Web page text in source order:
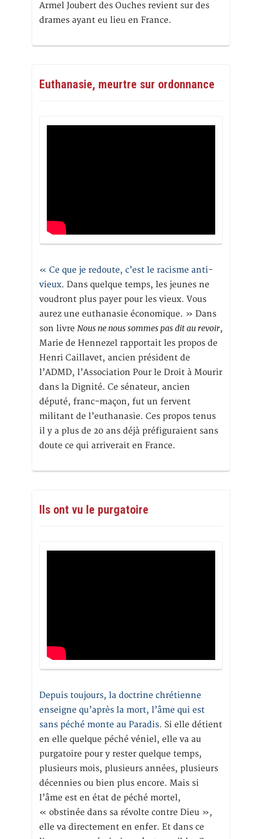
Armel Joubert des Ouches revient sur des
drames ayant eu lieu en France.
Euthanasie, meurtre sur ordonnance
« Ce que je redoute, c’est le racisme anti-
vieux. Dans quelque temps, les jeunes ne
voudront plus payer pour les vieux. Vous
aurez une euthanasie économique. » Dans
son livre Nous ne nous sommes pas dit au revoir,
Marie de Hennezel rapportait les propos de
Henri Caillavet, ancien président de
l’ADMD, l’Association Pour le Droit à Mourir
dans la Dignité. Ce sénateur, ancien
député, franc-maçon, fut un fervent
militant de l’euthanasie. Ces propos tenus
il y a plus de 20 ans déjà préfiguraient sans
doute ce qui arriverait en France.
Ils ont vu le purgatoire
Depuis toujours, la doctrine chrétienne
enseigne qu’après la mort, l’âme qui est
sans péché monte au Paradis. Si elle détient
en elle quelque péché véniel, elle va au
purgatoire pour y rester quelque temps,
plusieurs mois, plusieurs années, plusieurs
décennies ou bien plus encore. Mais si
l’âme est en état de péché mortel,
« obstinée dans sa révolte contre Dieu »,
elle va directement en enfer. Et dans ce